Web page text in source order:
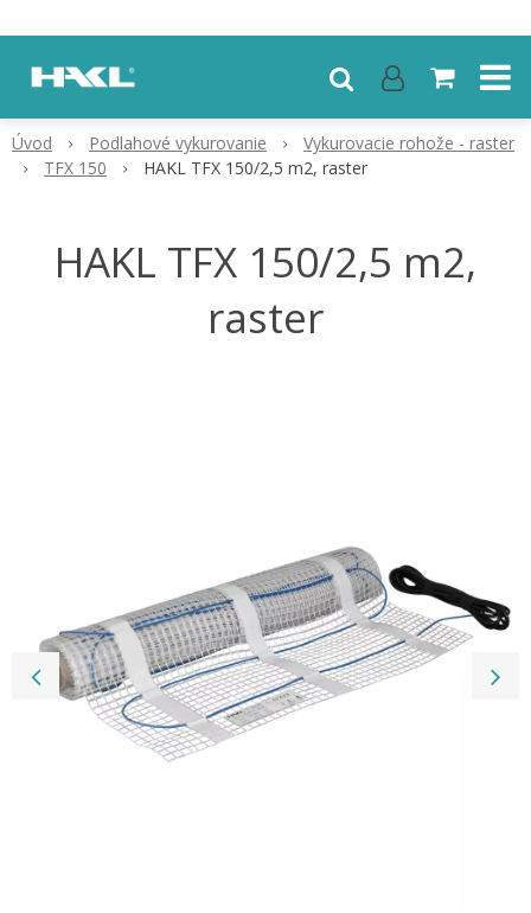
Úvod Podlahové vykurovanie
Vykurovacie rohože - raster
TFX 150
HAKL TFX 150/2,5 m2, raster
HAKL TFX 150/2,5 m2,
raster